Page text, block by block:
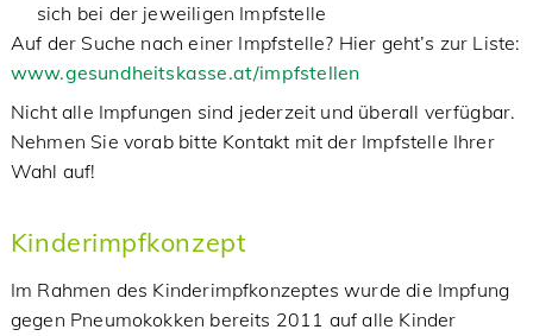
sich bei der jeweiligen Impfstelle
Auf der Suche nach einer Impfstelle? Hier geht’s zur Liste:
www.gesundheitskasse.at/impfstellen
Nicht alle Impfungen sind jederzeit und überall verfügbar.
Nehmen Sie vorab bitte Kontakt mit der Impfstelle Ihrer
Wahl auf!
Kinderimpfkonzept
Im Rahmen des Kinderimpfkonzeptes wurde die Impfung
gegen Pneumokokken bereits 2011 auf alle Kinder